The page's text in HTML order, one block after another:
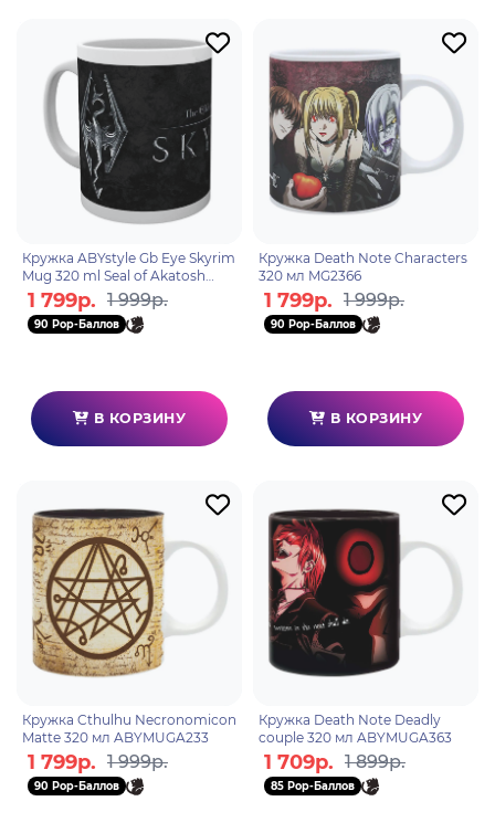
Кружка ABYstyle Gb Eye Skyrim
Mug 320 ml Seal of Akatosh
subli box x2 MG1352
1 799р. 1 999р.
90 Pop-Баллов
В КОРЗИНУ
Кружка Death Note Characters
320 мл MG2366
1 799р. 1 999р.
90 Pop-Баллов
В КОРЗИНУ
Кружка Cthulhu Necronomicon
Matte 320 мл ABYMUGA233
1 799р. 1 999р.
90 Pop-Баллов
Кружка Death Note Deadly
couple 320 мл ABYMUGA363
1 709р. 1 899р.
85 Pop-Баллов